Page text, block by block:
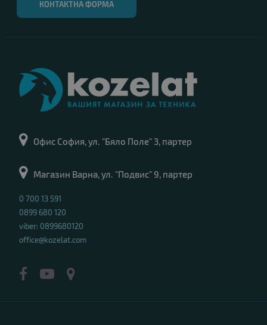
КОНТАКТНА ФОРМА
Офис София, ул. "Бяло Поле" 3, партер
Магазин Варна, ул. "Подвис" 9, партер
0 700 13 591
0899 680 120
viber: 0899680120
office@kozelat.com